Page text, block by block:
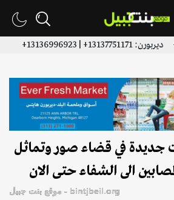
إصابات جديدة في قضاء صور وتماثل
bintjbeil.org - موقع بنت جبيل